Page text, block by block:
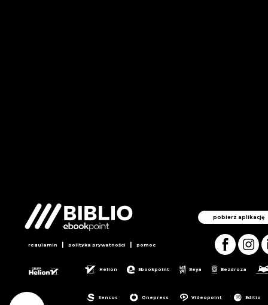
pobierz aplikację
regulamin | polityka prywatności | pomoc
Helion Ebookpoint Beya Bezdroza
Sensus Onepress Videopoint Editio